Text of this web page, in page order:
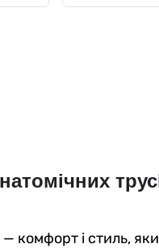
комфорт і стиль,